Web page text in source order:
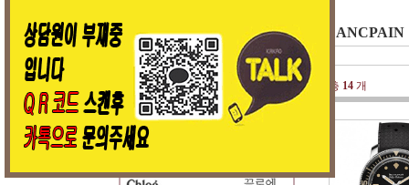
BLANCPAIN
총 14개